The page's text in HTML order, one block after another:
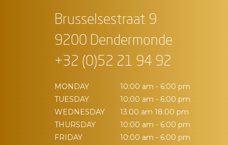
Brusselsestraat 9
9200 Dendermonde
+32 (0)52 21 94 92
MONDAY
10:00 am - 6:00 pm
TUESDAY
10:00 am - 6:00 pm
WEDNESDAY
13:00 am 18:00 pm
THURSDAY
10:00 am - 6:00 pm
FRIDAY
10:00 am - 6:00 pm